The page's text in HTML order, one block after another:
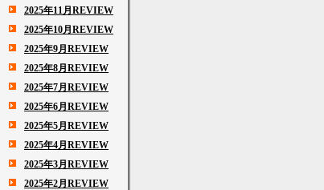
2025年11月REVIEW
2025年10月REVIEW
2025年9月REVIEW
2025年8月REVIEW
2025年7月REVIEW
2025年6月REVIEW
2025年5月REVIEW
2025年4月REVIEW
2025年3月REVIEW
2025年2月REVIEW